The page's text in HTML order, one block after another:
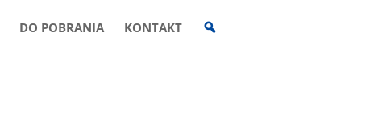
DO POBRANIA KONTAKT